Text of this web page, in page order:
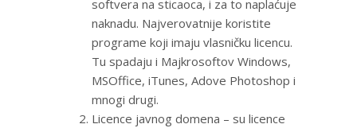
softvera na sticaoca, i za to naplaćuje
naknadu. Najverovatnije koristite
programe koji imaju vlasničku licencu.
Tu spadaju i Majkrosoftov Windows,
MSOffice, iTunes, Adove Photoshop i
mnogi drugi.
Licence javnog domena – su licence